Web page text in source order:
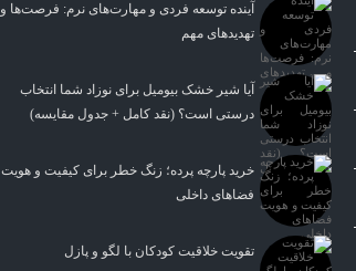
آینده توسعه فردی و مهارت‌های نرم: فرصت‌ها و
تهدیدهای مهم
آیا شیر خشک بیومیل برای نوزاد شما انتخاب
درستی است؟ (نقد کامل + جدول مقایسه)
خرید پارچه پرده؛ زنگ خطر برای کیفیت و هویت
فضاهای داخلی
تقویت خلاقیت کودکان با لگو و پازل